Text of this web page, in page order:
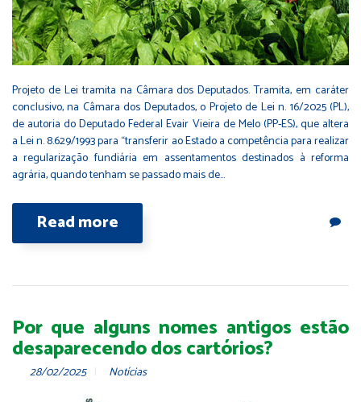
Projeto de Lei tramita na Câmara dos Deputados. Tramita, em caráter
conclusivo, na Câmara dos Deputados, o Projeto de Lei n. 16/2025 (PL),
de autoria do Deputado Federal Evair Vieira de Melo (PP-ES), que altera
a Lei n. 8.629/1993 para “transferir ao Estado a competência para realizar
a regularização fundiária em assentamentos destinados à reforma
agrária, quando tenham se passado mais de…
Read more
Por que alguns nomes antigos estão
desaparecendo dos cartórios?
28/02/2025 Notícias